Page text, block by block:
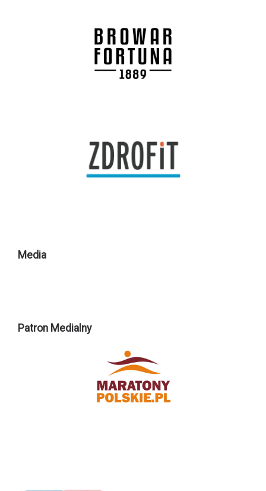
Media
Patron Medialny